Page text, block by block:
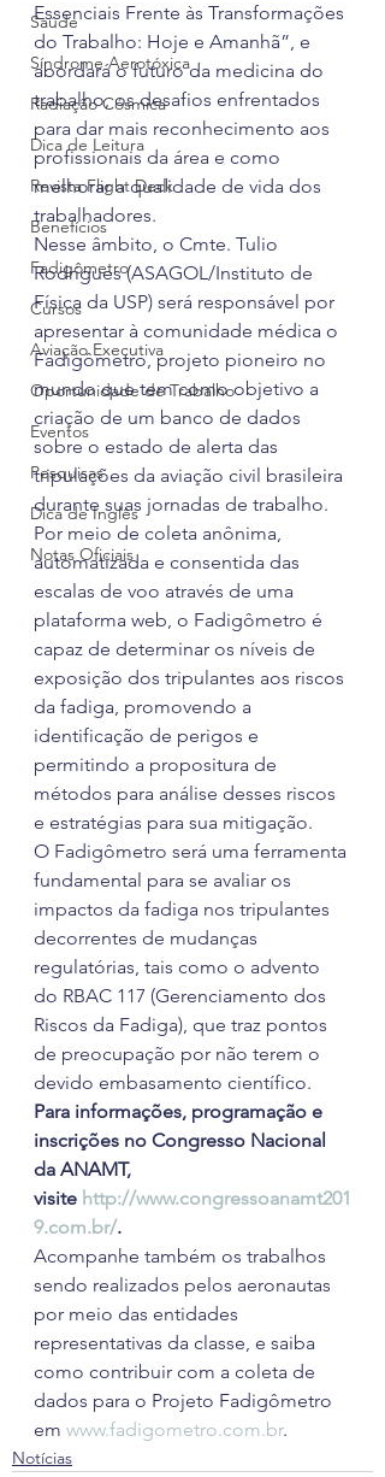
Saúde
Síndrome Aerotóxica
Radiação Cósmica
Dica de Leitura
Revista Flight Deck
Benefícios
Fadigômetro
Cursos
Aviação Executiva
Oportunidade de Trabalho
Eventos
Pesquisas
Dica de Inglês
Notas Oficiais
Essenciais Frente às Transformações
do Trabalho: Hoje e Amanhã”, e
abordará o futuro da medicina do
trabalho, os desafios enfrentados
para dar mais reconhecimento aos
profissionais da área e como
melhorar a qualidade de vida dos
trabalhadores.
Nesse âmbito, o Cmte. Tulio
Rodrigues (ASAGOL/Instituto de
Física da USP) será responsável por
apresentar à comunidade médica o
Fadigômetro, projeto pioneiro no
mundo que tem como objetivo a
criação de um banco de dados
sobre o estado de alerta das
tripulações da aviação civil brasileira
durante suas jornadas de trabalho.
Por meio de coleta anônima,
automatizada e consentida das
escalas de voo através de uma
plataforma web, o Fadigômetro é
capaz de determinar os níveis de
exposição dos tripulantes aos riscos
da fadiga, promovendo a
identificação de perigos e
permitindo a propositura de
métodos para análise desses riscos
e estratégias para sua mitigação.
O Fadigômetro será uma ferramenta
fundamental para se avaliar os
impactos da fadiga nos tripulantes
decorrentes de mudanças
regulatórias, tais como o advento
do RBAC 117 (Gerenciamento dos
Riscos da Fadiga), que traz pontos
de preocupação por não terem o
devido embasamento científico.
Para informações, programação e
inscrições no Congresso Nacional
da ANAMT,
visite http://www.congressoanamt201
9.com.br/.
Acompanhe também os trabalhos
sendo realizados pelos aeronautas
por meio das entidades
representativas da classe, e saiba
como contribuir com a coleta de
dados para o Projeto Fadigômetro
em www.fadigometro.com.br.
Notícias